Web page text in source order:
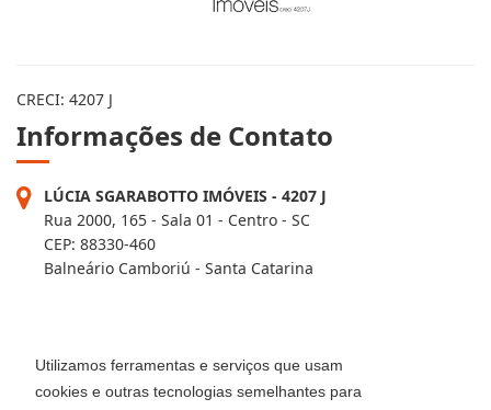
Utilizamos ferramentas e serviços que usam
cookies e outras tecnologias semelhantes para
CRECI: 4207 J
Informações de Contato
LÚCIA SGARABOTTO IMÓVEIS - 4207 J
Rua 2000, 165 - Sala 01 - Centro - SC
CEP: 88330-460
Balneário Camboriú - Santa Catarina
Balneário Camboriú - Santa Catarina
CEP: 88330-407